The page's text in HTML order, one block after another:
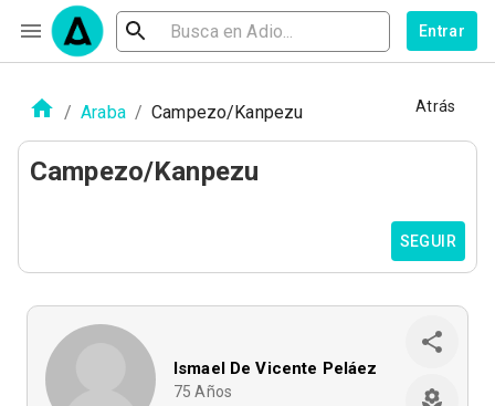
Entrar
/ Araba / Campezo/Kanpezu Atrás
Campezo/Kanpezu
SEGUIR
Ismael De Vicente Peláez
75 Años